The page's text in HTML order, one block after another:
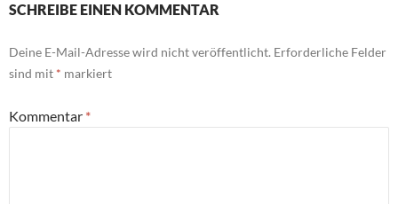
SCHREIBE EINEN KOMMENTAR
Deine E-Mail-Adresse wird nicht veröffentlicht. Erforderliche Felder
sind mit * markiert
Kommentar *